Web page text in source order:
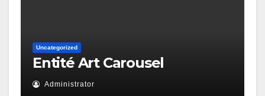
Uncategorized
Entité Art Carousel
Administrator